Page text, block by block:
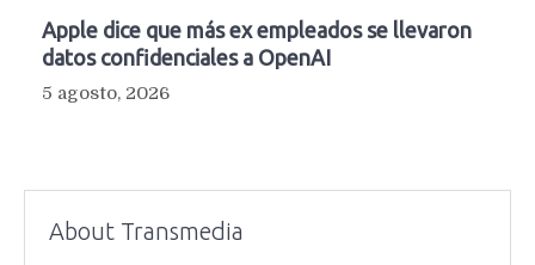
Apple dice que más ex empleados se llevaron
datos confidenciales a OpenAI
5 agosto, 2026
About Transmedia